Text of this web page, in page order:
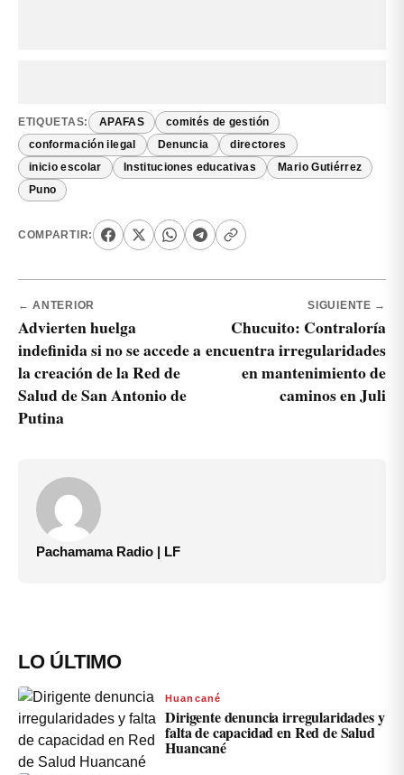
ETIQUETAS: APAFAS comités de gestión
conformación ilegal Denuncia directores
inicio escolar Instituciones educativas Mario Gutiérrez
Puno
COMPARTIR:
← ANTERIOR
Advierten huelga
indefinida si no se accede a
la creación de la Red de
Salud de San Antonio de
Putina
SIGUIENTE →
Chucuito: Contraloría
encuentra irregularidades
en mantenimiento de
caminos en Juli
Pachamama Radio | LF
LO ÚLTIMO
Huancané
Dirigente denuncia irregularidades y
falta de capacidad en Red de Salud
Huancané